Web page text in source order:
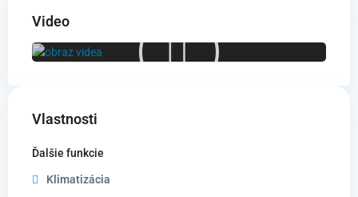
Video
Vlastnosti
Ďalšie funkcie
Klimatizácia